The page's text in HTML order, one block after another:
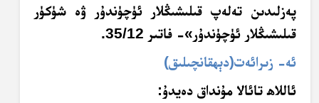
پەزلىدىن تەلەپ قىلىشىڭلار ئۈچۈندۇر ۋە شۈكۈر
قىلىشىڭلار ئۈچۈندۇر»- فاتىر 35/12.
ئە- زىرائەت(دېھقانچىلىق)
ئاللاھ تائالا مۇنداق دەيدۇ: